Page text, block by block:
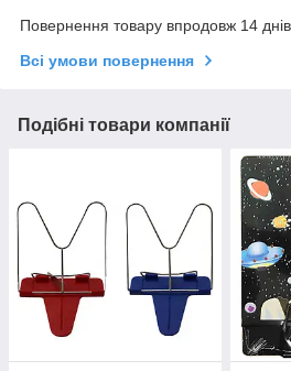
Повернення товару впродовж 14
Всі умови повернення
Подібні товари компанії